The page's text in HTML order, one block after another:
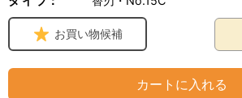
お買い物候補
カートに入れる